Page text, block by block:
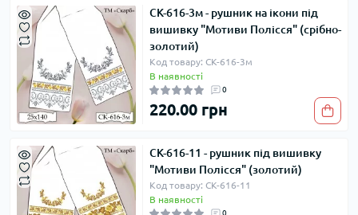
СК-616-3м - рушник на ікони під
вишивку "Мотиви Полісся" (срібно-
золотий)
Код товару: СК-616-3м
В наявності
0
220.00 грн
СК-616-11 - рушник під вишивку
"Мотиви Полісся" (золотий)
Код товару: СК-616-11
В наявності